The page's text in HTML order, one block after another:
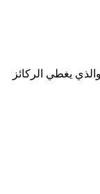
يغطي الركائز